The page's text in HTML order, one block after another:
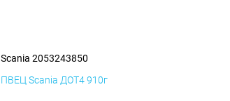
Scania 2053243850
ПВЕЦ Scania ДОТ4 910г